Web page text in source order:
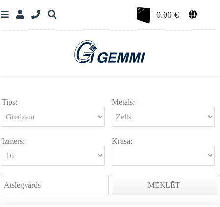
0.00€
Tips: Metāls:
Izmērs: Krāsa:
MEKLĒT